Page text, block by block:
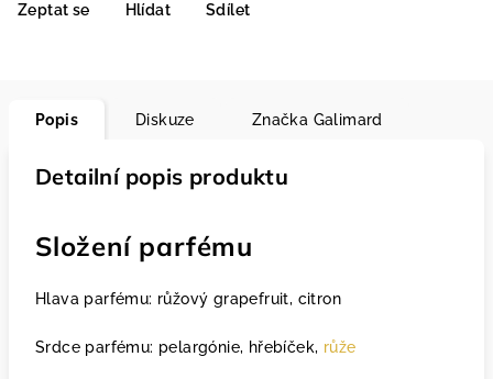
Zeptat se Hlídat Sdílet
Popis Diskuze Značka Galimard
Detailní popis produktu
Složení parfému
Hlava parfému: růžový grapefruit, citron
Srdce parfému: pelargónie, hřebíček, růže